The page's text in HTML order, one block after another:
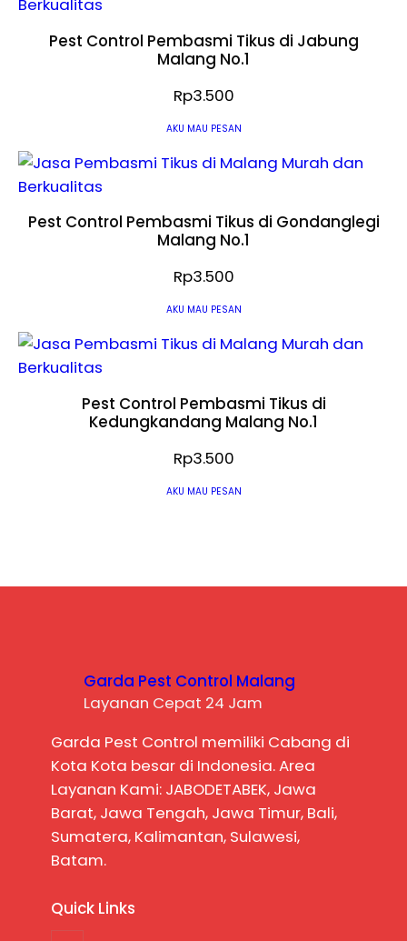
Pest Control Pembasmi Tikus di Jabung
Malang No.1
Rp3.500
AKU MAU PESAN
Pest Control Pembasmi Tikus di Gondanglegi
Malang No.1
Rp3.500
AKU MAU PESAN
Pest Control Pembasmi Tikus di
Kedungkandang Malang No.1
Rp3.500
AKU MAU PESAN
Garda Pest Control Malang
Layanan Cepat 24 Jam
Garda Pest Control memiliki Cabang di
Kota Kota besar di Indonesia. Area
Layanan Kami: JABODETABEK, Jawa
Barat, Jawa Tengah, Jawa Timur, Bali,
Sumatera, Kalimantan, Sulawesi,
Batam.
Quick Links